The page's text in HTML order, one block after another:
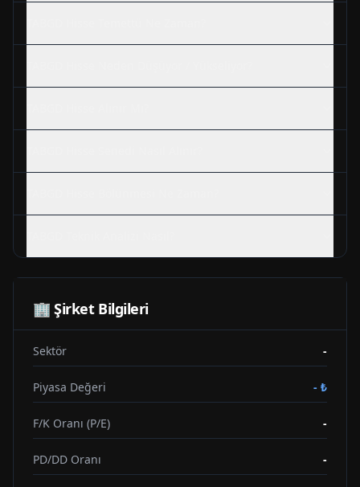
🏢 Şirket Bilgileri
Sektör -
Piyasa Değeri - ₺
F/K Oranı (P/E) -
PD/DD Oranı -